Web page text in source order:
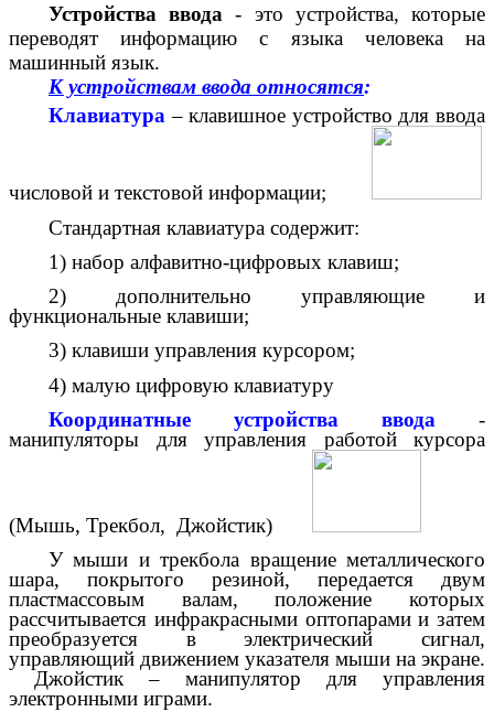
Устройства ввода - это устройства, которые
переводят информацию с языка человека на
машинный язык.
К устройствам ввода относятся:
Клавиатура– клавишное устройство для ввода
числовой и текстовой информации;
Стандартная клавиатура содержит:
1) набор алфавитно-цифровых клавиш;
2) дополнительно управляющие и
функциональные клавиши;
3) клавиши управления курсором;
4) малую цифровую клавиатуру
Координатные устройства ввода
-
манипуляторы для управления работой курсора
(Мышь, Трекбол, Джойстик)
У мыши и трекбола вращение металлического
шара, покрытого резиной, передается двум
пластмассовым валам, положение которых
рассчитывается инфракрасными оптопарами и затем
преобразуется в электрический сигнал,
управляющий движением указателя мыши на экране.
Джойстик – манипулятор для управления
электронными играми.